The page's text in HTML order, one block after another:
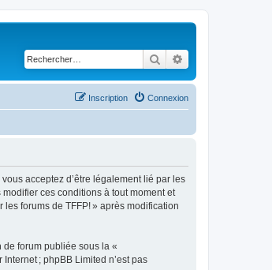
Rechercher
Connexion
Inscription
acceptez d’être légalement lié par les
ces conditions à tout moment et
forums de TFFP! » après modification
de forum publiée sous la «
; phpBB Limited n’est pas